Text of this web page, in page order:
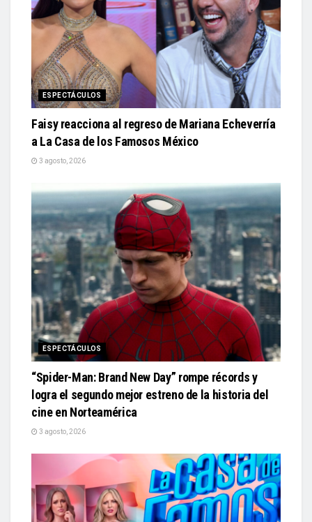
ESPECTÁCULOS
Faisy reacciona al regreso de Mariana Echeverría
a La Casa de los Famosos México
3 agosto, 2026
ESPECTÁCULOS
“Spider-Man: Brand New Day” rompe récords y
logra el segundo mejor estreno de la historia del
cine en Norteamérica
3 agosto, 2026